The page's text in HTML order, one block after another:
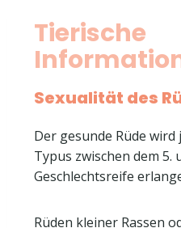
Tierische
Sexualität des
Der gesunde Rüde wird
Typus zwischen dem 5.
Geschlechtsreife
Rüden kleiner Rassen